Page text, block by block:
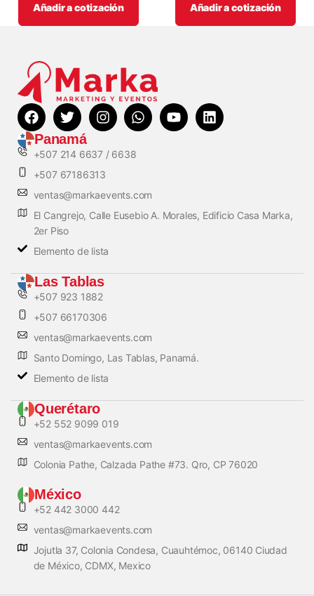
Añadir a cotización Añadir a cotización
Panamá
+507 214 6637 / 6638
+507 67186313
ventas@markaevents.com
El Cangrejo, Calle Eusebio A. Morales, Edificio Casa Marka,
2er Piso
Elemento de lista
Las Tablas
+507 923 1882
+507 66170306
ventas@markaevents.com
Santo Domingo, Las Tablas, Panamá.
Elemento de lista
Querétaro
+52 552 9099 019
ventas@markaevents.com
Colonia Pathe, Calzada Pathe #73. Qro, CP 76020
México
+52 442 3000 442
ventas@markaevents.com
Jojutla 37, Colonia Condesa, Cuauhtémoc, 06140 Ciudad
de México, CDMX, Mexico